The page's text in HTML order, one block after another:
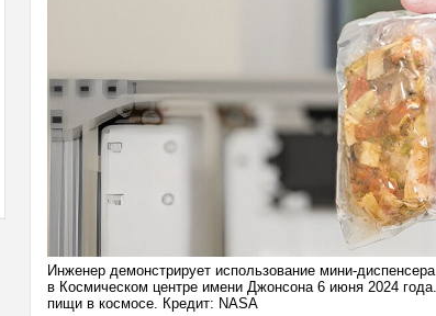
Инженер демонстрирует использование мини-
в Космическом центре имени Джонсона 6 июня 2024
пищи в космосе. Кредит: NASA